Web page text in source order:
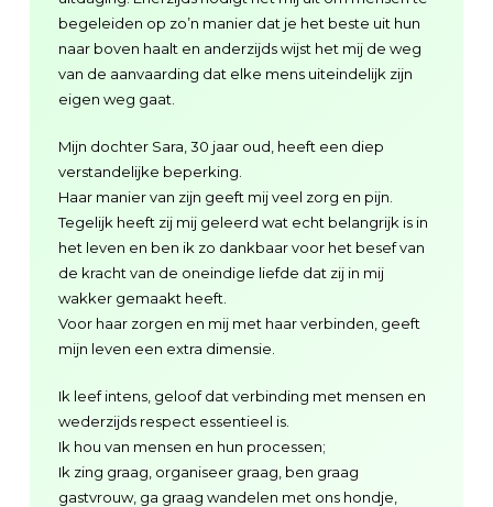
begeleiden op zo’n manier dat je het beste uit hun
naar boven haalt en anderzijds wijst het mij de weg
van de aanvaarding dat elke mens uiteindelijk zijn
eigen weg gaat.
Mijn dochter Sara, 30 jaar oud, heeft een diep
verstandelijke beperking.
Haar manier van zijn geeft mij veel zorg en pijn.
Tegelijk heeft zij mij geleerd wat echt belangrijk is in
het leven en ben ik zo dankbaar voor het besef van
de kracht van de oneindige liefde dat zij in mij
wakker gemaakt heeft.
Voor haar zorgen en mij met haar verbinden, geeft
mijn leven een extra dimensie.
Ik leef intens, geloof dat verbinding met mensen en
wederzijds respect essentieel is.
Ik hou van mensen en hun processen;
Ik zing graag, organiseer graag, ben graag
gastvrouw, ga graag wandelen met ons hondje,